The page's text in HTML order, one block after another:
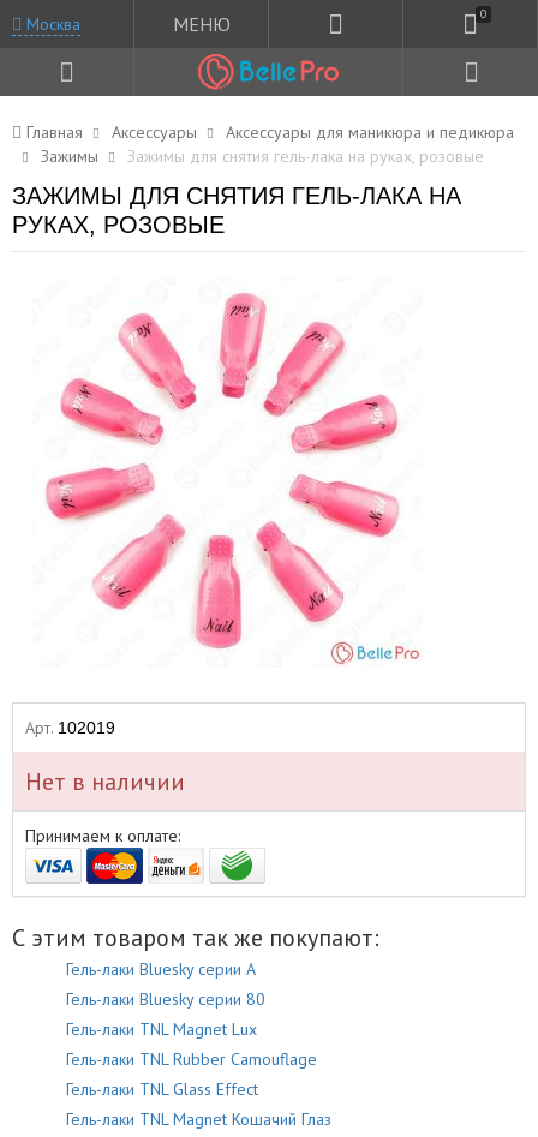
Москва МЕНЮ 0
Главная Аксессуары
Аксессуары для маникюра и педикюра
Зажимы
Зажимы для снятия гель-лака на руках, розовые
ЗАЖИМЫ ДЛЯ СНЯТИЯ ГЕЛЬ-ЛАКА НА
РУКАХ, РОЗОВЫЕ
Арт. 102019
Нет в наличии
Принимаем к оплате:
С этим товаром так же покупают:
Гель-лаки Bluesky серии A
Гель-лаки Bluesky серии 80
Гель-лаки TNL Magnet Lux
Гель-лаки TNL Rubber Camouflage
Гель-лаки TNL Glass Effect
Гель-лаки TNL Magnet Кошачий Глаз